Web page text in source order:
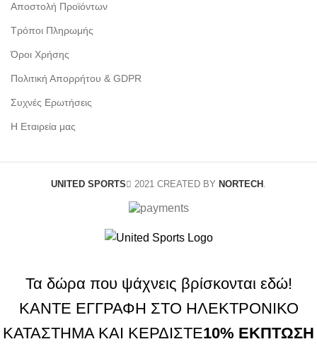
Αποστολή Προϊόντων
Τρόποι Πληρωμής
Όροι Χρήσης
Πολιτική Απορρήτου & GDPR
Συχνές Ερωτήσεις
Η Εταιρεία μας
UNITED SPORTS 2021 CREATED BY NORTECH .
Τα δώρα που ψάχνεις βρίσκονται εδώ!
ΚΑΝΤΕ ΕΓΓΡΑΦΗ ΣΤΟ ΗΛΕΚΤΡΟΝΙΚΟ
ΚΑΤΑΣΤΗΜΑ ΚΑΙ ΚΕΡΔΙΣΤΕ10% ΕΚΠΤΩΣΗ